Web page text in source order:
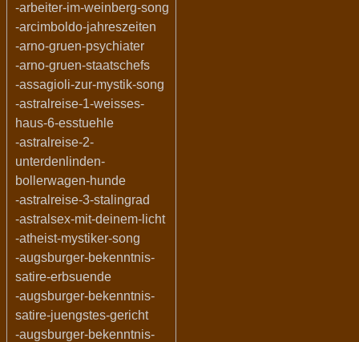
-arbeiter-im-weinberg-song
-arcimboldo-jahreszeiten
-arno-gruen-psychiater
-arno-gruen-staatschefs
-assagioli-zur-mystik-song
-astralreise-1-weisses-
haus-6-esstuehle
-astralreise-2-
unterdenlinden-
bollerwagen-hunde
-astralreise-3-stalingrad
-astralsex-mit-deinem-licht
-atheist-mystiker-song
-augsburger-bekenntnis-
satire-erbsuende
-augsburger-bekenntnis-
satire-juengstes-gericht
-augsburger-bekenntnis-